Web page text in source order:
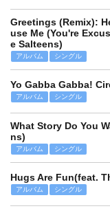
Greetings (Remix):
use Me (You're
e Salteens)
アルバム シングル
Yo Gabba Gabba!
アルバム シングル
What Story Do You
ns)
アルバム シングル
Hugs Are Fun(feat.
アルバム シングル